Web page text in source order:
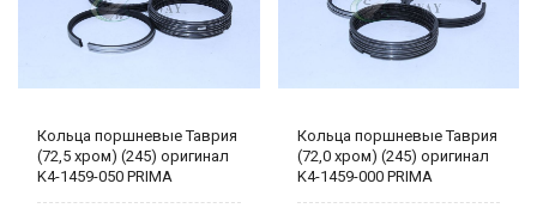
Кольца поршневые Таврия
(72,5 хром) (245) оригинал
K4-1459-050 PRIMA
Кольца поршневые Таврия
(72,0 хром) (245) оригинал
K4-1459-000 PRIMA